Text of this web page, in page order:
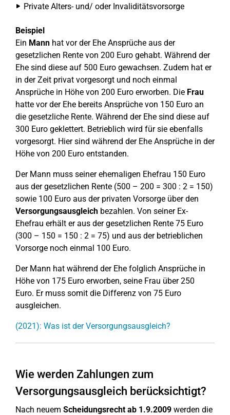
Private Alters- und/ oder Invaliditätsvorsorge
Beispiel
Ein Mann hat vor der Ehe Ansprüche aus der
gesetzlichen Rente von 200 Euro gehabt. Während der
Ehe sind diese auf 500 Euro gewachsen. Zudem hat er
in der Zeit privat vorgesorgt und noch einmal
Ansprüche in Höhe von 200 Euro erworben. Die Frau
hatte vor der Ehe bereits Ansprüche von 150 Euro an
die gesetzliche Rente. Während der Ehe sind diese auf
300 Euro geklettert. Betrieblich wird für sie ebenfalls
vorgesorgt. Hier sind während der Ehe Ansprüche in der
Höhe von 200 Euro entstanden.
Der Mann muss seiner ehemaligen Ehefrau 150 Euro
aus der gesetzlichen Rente (500 – 200 = 300 : 2 = 150)
sowie 100 Euro aus der privaten Vorsorge über den
Versorgungsausgleich bezahlen. Von seiner Ex-
Ehefrau erhält er aus der gesetzlichen Rente 75 Euro
(300 – 150 = 150 : 2 = 75) und aus der betrieblichen
Vorsorge noch einmal 100 Euro.
Der Mann hat während der Ehe folglich Ansprüche in
Höhe von 175 Euro erworben, seine Frau über 250
Euro. Er muss somit die Differenz von 75 Euro
ausgleichen.
(2021): Was ist der Versorgungsausgleich?
Wie werden Zahlungen zum
Versorgungsausgleich berücksichtigt?
Nach neuem Scheidungsrecht ab 1.9.2009 werden die